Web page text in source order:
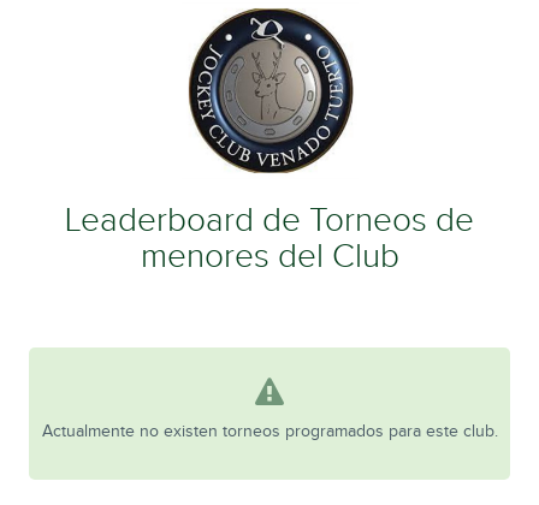
Leaderboard de Torneos de
menores del Club
Actualmente no existen torneos programados para este club.